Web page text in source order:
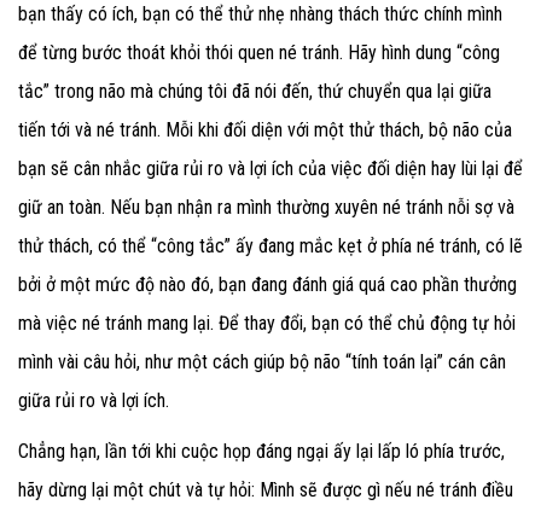
bạn thấy có ích, bạn có thể thử nhẹ nhàng thách thức chính mình
để từng bước thoát khỏi thói quen né tránh. Hãy hình dung “công
tắc” trong não mà chúng tôi đã nói đến, thứ chuyển qua lại giữa
tiến tới và né tránh. Mỗi khi đối diện với một thử thách, bộ não của
bạn sẽ cân nhắc giữa rủi ro và lợi ích của việc đối diện hay lùi lại để
giữ an toàn. Nếu bạn nhận ra mình thường xuyên né tránh nỗi sợ và
thử thách, có thể “công tắc” ấy đang mắc kẹt ở phía né tránh, có lẽ
bởi ở một mức độ nào đó, bạn đang đánh giá quá cao phần thưởng
mà việc né tránh mang lại. Để thay đổi, bạn có thể chủ động tự hỏi
mình vài câu hỏi, như một cách giúp bộ não “tính toán lại” cán cân
giữa rủi ro và lợi ích.
Chẳng hạn, lần tới khi cuộc họp đáng ngại ấy lại lấp ló phía trước,
hãy dừng lại một chút và tự hỏi: Mình sẽ được gì nếu né tránh điều